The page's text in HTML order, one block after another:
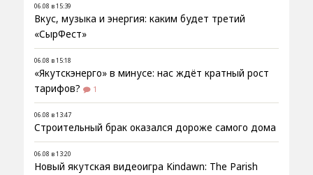
06.08 в 15:39
Вкус, музыка и энергия: каким будет третий
«СырФест»
06.08 в 15:18
«Якутскэнерго» в минусе: нас ждёт кратный рост
тарифов?
1
06.08 в 13:47
Строительный брак оказался дороже самого дома
06.08 в 13:20
Новый якутская видеоигра Kindawn: The Parish